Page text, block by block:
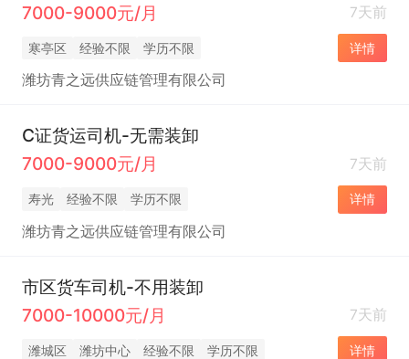
7000-9000元/月
7天前
寒亭区 经验不限 学历不限 详情
潍坊青之远供应链管理有限公司
C证货运司机-无需装卸
7000-9000元/月
7天前
寿光 经验不限 学历不限 详情
潍坊青之远供应链管理有限公司
市区货车司机-不用装卸
7000-10000元/月
7天前
潍城区 潍坊中心 经验不限 学历不限 详情